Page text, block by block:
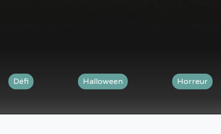
Défi Halloween Horreur